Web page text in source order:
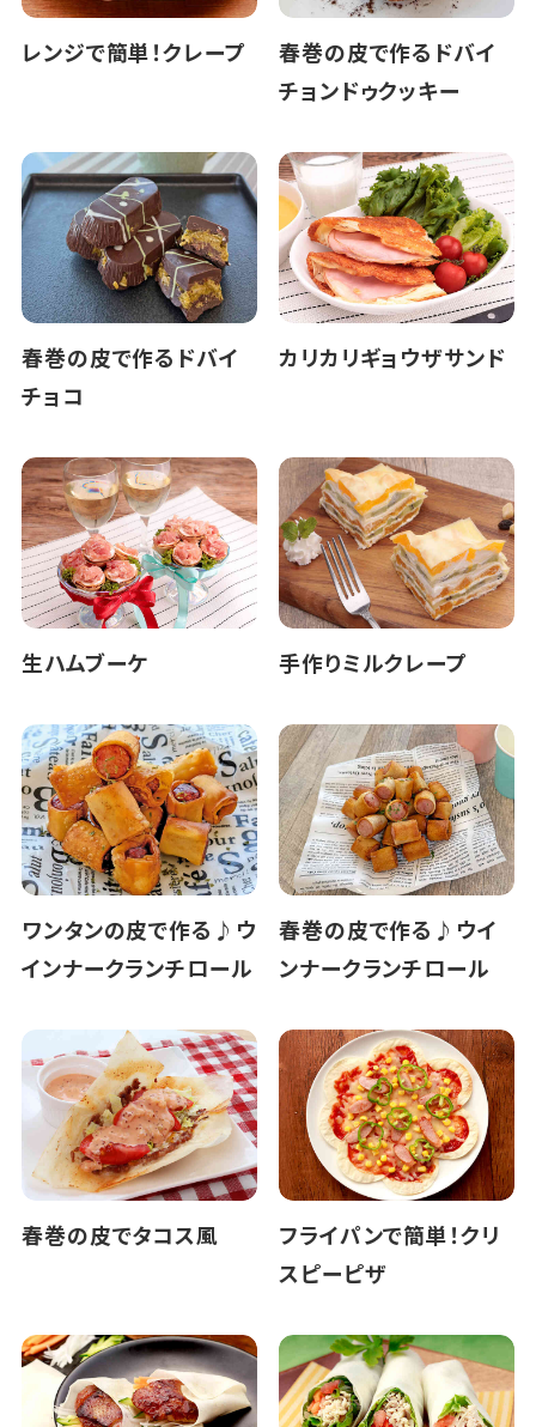
レンジで簡単！クレープ
春巻の皮で作るドバイ
チョンドゥクッキー
春巻の皮で作るドバイ
チョコ
カリカリギョウザサンド
生ハムブーケ 手作りミルクレープ
ワンタンの皮で作る♪ウ
インナークランチロール
春巻の皮で作る♪ウイ
ンナークランチロール
春巻の皮でタコス風
フライパンで簡単！クリ
スピーピザ